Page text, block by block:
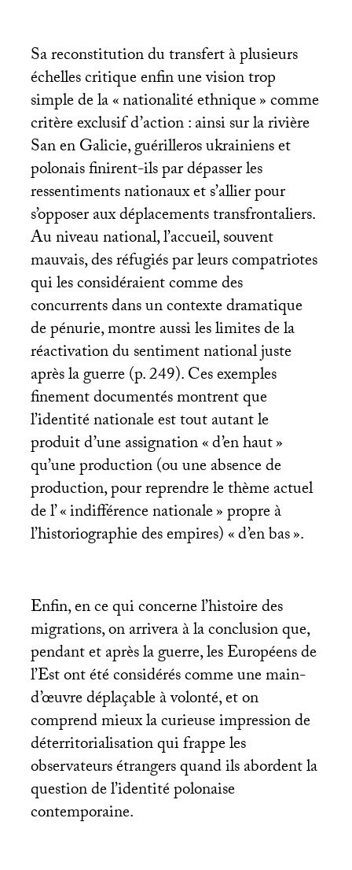
Sa reconstitution du transfert à plusieurs
échelles critique enfin une vision trop
simple de la «nationalité ethnique» comme
critère exclusif d’action : ainsi sur la rivière
San en Galicie, guérilleros ukrainiens et
polonais finirent-ils par dépasser les
ressentiments nationaux et s’allier pour
s’opposer aux déplacements transfrontaliers.
Au niveau national, l’accueil, souvent
mauvais, des réfugiés par leurs compatriotes
qui les considéraient comme des
concurrents dans un contexte dramatique
de pénurie, montre aussi les limites de la
réactivation du sentiment national juste
après la guerre (p. 249). Ces exemples
finement documentés montrent que
l’identité nationale est tout autant le
produit d’une assignation «d’en haut»
qu’une production (ou une absence de
production, pour reprendre le thème actuel
de l’ «indifférence nationale» propre à
l’historiographie des empires) «d’en bas».
Enfin, en ce qui concerne l’histoire des
migrations, on arrivera à la conclusion que,
pendant et après la guerre, les Européens de
l’Est ont été considérés comme une main-
d’œuvre déplaçable à volonté, et on
comprend mieux la curieuse impression de
déterritorialisation qui frappe les
observateurs étrangers quand ils abordent la
question de l’identité polonaise
contemporaine.